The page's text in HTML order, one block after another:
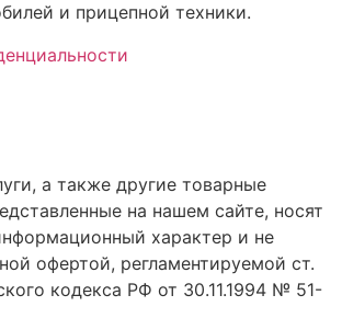
и прицепной техники.
а также другие товарные
на нашем сайте, носят
характер и не
офертой, регламентируемой ст.
кодекса РФ от 30.11.1994 № 51-